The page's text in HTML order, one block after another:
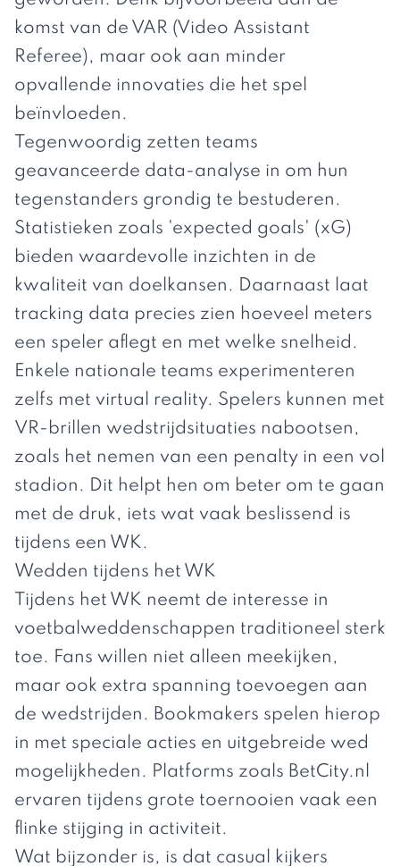
komst van de VAR (Video Assistant
Referee), maar ook aan minder
opvallende innovaties die het spel
beïnvloeden.
Tegenwoordig zetten teams
geavanceerde data-analyse in om hun
tegenstanders grondig te bestuderen.
Statistieken zoals 'expected goals' (xG)
bieden waardevolle inzichten in de
kwaliteit van doelkansen. Daarnaast laat
tracking data precies zien hoeveel meters
een speler aflegt en met welke snelheid.
Enkele nationale teams experimenteren
zelfs met virtual reality. Spelers kunnen met
VR-brillen wedstrijdsituaties nabootsen,
zoals het nemen van een penalty in een vol
stadion. Dit helpt hen om beter om te gaan
met de druk, iets wat vaak beslissend is
tijdens een WK.
Wedden tijdens het WK
Tijdens het WK neemt de interesse in
voetbalweddenschappen traditioneel sterk
toe. Fans willen niet alleen meekijken,
maar ook extra spanning toevoegen aan
de wedstrijden. Bookmakers spelen hierop
in met speciale acties en uitgebreide wed
mogelijkheden. Platforms zoals BetCity.nl
ervaren tijdens grote toernooien vaak een
flinke stijging in activiteit.
Wat bijzonder is, is dat casual kijkers